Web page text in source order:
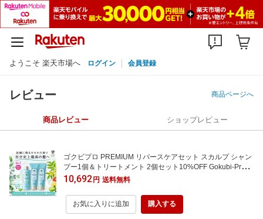
ようこそ 楽天市場へ ログイン 会員登録
レビュー 商品ページへ
商品レビュー ショップレビュー
ゴクビプロ PREMIUM リバースケアセット スカルプ シャン
プー1個＆トリートメント 2個セット10%OFF Gokubi-Pro P
REMIUM グリーンティーアロマ 弱酸性 低刺激 フケ かゆみ
ヘアケア ダメージケア 毛髪 ダメージレス キューティクル
ツヤ サラサラ リバースケアセット
10,692円 送料無料
お気に入りに追加 購入する